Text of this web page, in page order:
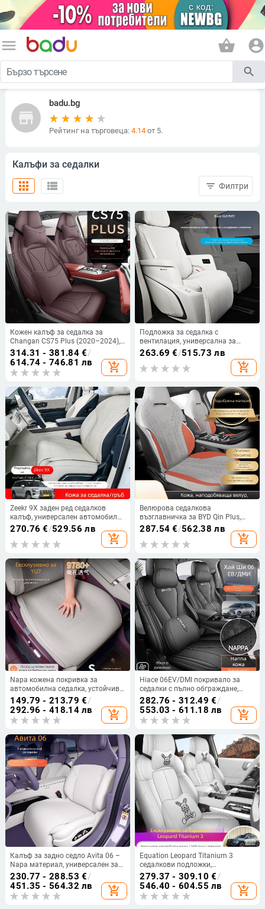
menu shopping_basket account_circle
search
store
badu.bg
Рейтинг на търговеца: 4.14от 5.
Калъфи за седалки
view_list
apps filter_list Филтри
Кожен калъф за седалка за
Changan CS75 Plus (2020–2024),
пълен обхват, четири сезона, с
възглавница
314.31 - 381.84€/
614.74 - 746.81 лв
add_shopping_cart
Подложка за седалка с
вентилация, универсална за
Buick GL8 PHEV 2024, четири
сезона – вътрешни автомобилни
аксесоари
263.69 €/515.73 лв
add_shopping_cart
Zeekr 9X заден ред седалков
калъф, универсален автомобилен
интериор, дишащ и проветряващ
калъф за задните седалки
270.76 €/529.56 лв
add_shopping_cart
Велюрова седалкова
възглавничка за BYD Qin Plus,
специален калъф за
автомобилна седалка
287.54 €/562.38 лв
add_shopping_cart
Napa кожена покривка за
автомобилна седалка, устойчива
на петна, проветряваща и за
всички сезони, съвместима с
Xiaomi Yu7
149.79 - 213.79 €/
292.96 - 418.14 лв
add_shopping_cart
Hiace 06EV/DMI покривало за
седалки с пълно обграждане,
специално за модела, луксозно
четирисезонно дишащо
автомобилно седалково
покритие
282.76 - 312.49 €/
553.03 - 611.18 лв
add_shopping_cart
Калъф за задно седло Avita 06 –
Napa материал, универсален за
всички сезони, персонализируем,
покритие за конкретен
автомобил
230.77 - 288.53 €/
451.35 - 564.32 лв
add_shopping_cart
Equation Leopard Titanium 3
седалкови подложки,
универсални за всички сезони,
пълно покритие за седалки
Titanium 3, автомобилни
интериорни калъфи
279.37 - 309.10 €/
546.40 - 604.55 лв
add_shopping_cart